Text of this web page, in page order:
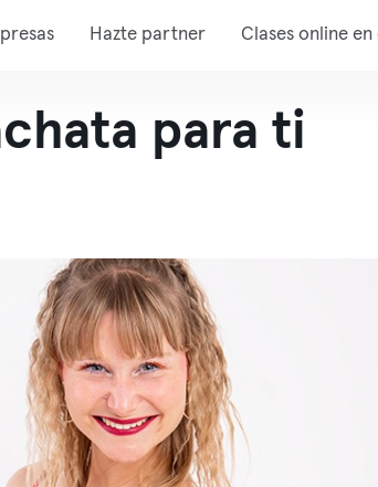
Hazte partner Clases online
para ti